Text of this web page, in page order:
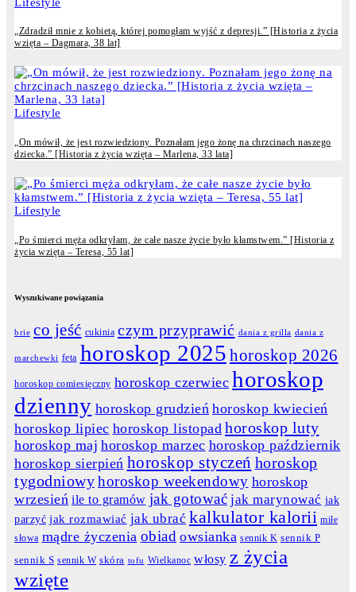
„Zdradził mnie z kobietą, której pomogłam wyjść z depresji.” [Historia z życia
wzięta – Dagmara, 38 lat]
Lifestyle
„On mówił, że jest rozwiedziony. Poznałam jego żonę na chrzcinach naszego
dziecka.” [Historia z życia wzięta – Marlena, 33 lata]
Lifestyle
„Po śmierci męża odkryłam, że całe nasze życie było kłamstwem.” [Historia z
życia wzięta – Teresa, 55 lat]
Wyszukiwane powiązania
brie co jeść cukinia czym przyprawić dania z grilla dania z
marchewki feta horoskop 2025 horoskop 2026
horoskop comiesięczny horoskop czerwiec horoskop
dzienny horoskop grudzień horoskop kwiecień
horoskop lipiec horoskop listopad horoskop luty
horoskop maj horoskop marzec horoskop październik
horoskop sierpień horoskop styczeń horoskop
tygodniowyhoroskop weekendowy horoskop
wrzesień ile to gramów jak gotować jak marynować jak
parzyć jak rozmawiać jak ubrać kalkulator kalorii miłe
słowa mądre życzenia obiad owsianka sennik K sennik P
sennik S sennik W skóra tofu Wielkanoc włosy z życia
wzięte